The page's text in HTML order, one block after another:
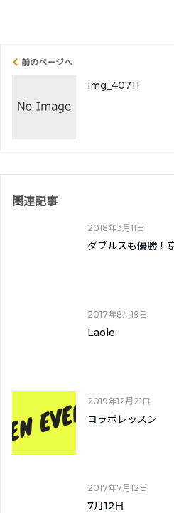
前のページへ
img_40711
関連記事
2018年3月11日
ダブルスも優勝！
2017年8月19日
Laole
2019年12月21日
コラボレッスン
2017年7月12日
7月12日